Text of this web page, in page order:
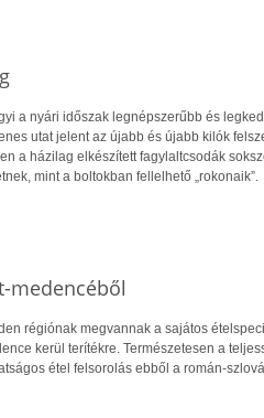
a nyári időszak legnépszerűbb és
utat jelent az újabb és újabb kilók
a házilag elkészített fagylaltcsodák
mint a boltokban fellelhető „rokonaik”.
medencéből
régiónak megvannak a sajátos
kerül terítékre. Természetesen a
étel felsorolás ebből a román-